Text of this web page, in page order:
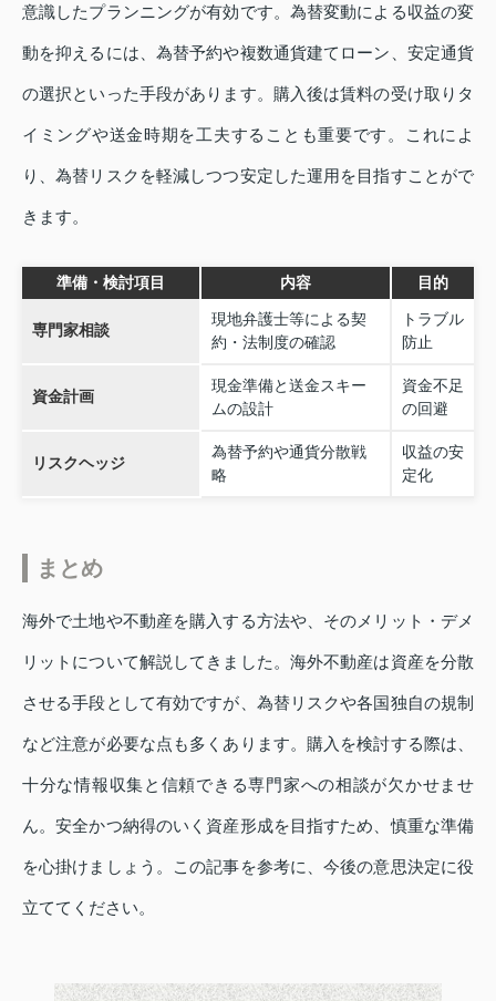
意識したプランニングが有効です。為替変動による収益の変
動を抑えるには、為替予約や複数通貨建てローン、安定通貨
の選択といった手段があります。購入後は賃料の受け取りタ
イミングや送金時期を工夫することも重要です。これによ
り、為替リスクを軽減しつつ安定した運用を目指すことがで
きます。
準備・検討項目 内容 目的
専門家相談
現地弁護士等による契
約・法制度の確認
トラブル
防止
資金計画
現金準備と送金スキー
ムの設計
資金不足
の回避
リスクヘッジ
為替予約や通貨分散戦
略
収益の安
定化
まとめ
海外で土地や不動産を購入する方法や、そのメリット・デメ
リットについて解説してきました。海外不動産は資産を分散
させる手段として有効ですが、為替リスクや各国独自の規制
など注意が必要な点も多くあります。購入を検討する際は、
十分な情報収集と信頼できる専門家への相談が欠かせませ
ん。安全かつ納得のいく資産形成を目指すため、慎重な準備
を心掛けましょう。この記事を参考に、今後の意思決定に役
立ててください。